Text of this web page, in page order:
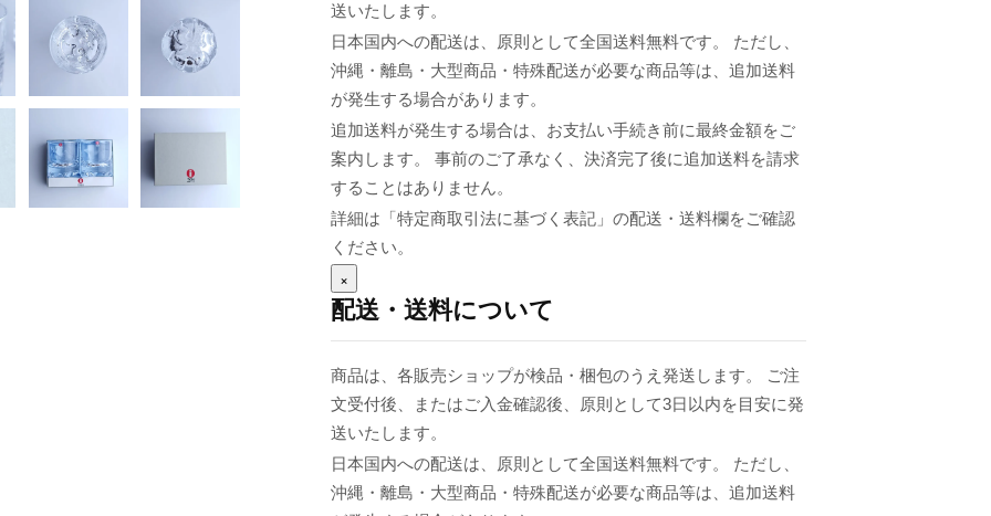
送いたします。
日本国内への配送は、原則として全国送料無料です。 ただし、
沖縄・離島・大型商品・特殊配送が必要な商品等は、追加送料
が発生する場合があります。
追加送料が発生する場合は、お支払い手続き前に最終金額をご
案内します。 事前のご了承なく、決済完了後に追加送料を請求
することはありません。
詳細は「特定商取引法に基づく表記」の配送・送料欄をご確認
ください。
×
配送・送料について
商品は、各販売ショップが検品・梱包のうえ発送します。 ご注
文受付後、またはご入金確認後、原則として3日以内を目安に発
送いたします。
日本国内への配送は、原則として全国送料無料です。 ただし、
沖縄・離島・大型商品・特殊配送が必要な商品等は、追加送料